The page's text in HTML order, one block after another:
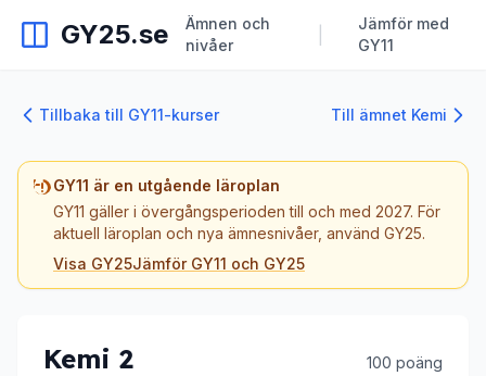
GY25.se
Ämnen och
nivåer
Jämför med
GY11
Tillbaka till GY11-kurser Till ämnet Kemi
GY11 är en utgående läroplan
GY11 gäller i övergångsperioden till och med 2027. För
aktuell läroplan och nya ämnesnivåer, använd GY25.
Visa GY25Jämför GY11 och GY25
Kemi 2 100 poäng